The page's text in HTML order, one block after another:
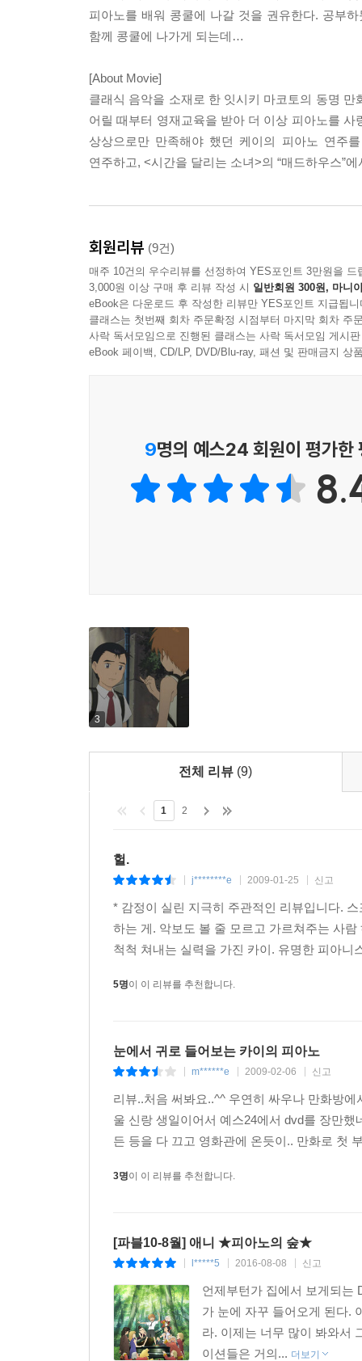
피아노를 배워 콩쿨에 나갈 것을 권유한다. 공부
함께 콩쿨에 나가게 되는데…
[About Movie]
클래식 음악을 소재로 한 잇시키 마코토의 동명
어릴 때부터 영재교육을 받아 더 이상 피아노를
상상으로만 만족해야 했던 케이의 피아노 연주
연주하고, <시간을 달리는 소녀>의 “매드하우스”
회원리뷰 (9건)
매주 10건의 우수리뷰를 선정하여 YES포인트 3만원을 드
3,000원 이상 구매 후 리뷰 작성 시 일반회원 300원, 마니
eBook은 다운로드 후 작성한 리뷰만 YES포인트 지급됩니
클래스는 첫번째 회차 주문확정 시점부터 마지막 회차 주
사락 독서모임으로 진행된 클래스는 사락 독서모임 게시
eBook 페이백, CD/LP, DVD/Blu-ray, 패션 및 판매금지 상
9명의 예스24 회원이 평가한
3
전체 리뷰 (9)
1 2
헐.
j********e 2009-01-25 신고
* 감정이 실린 지극히 주관적인 리뷰입니다.
하는 게. 악보도 볼 줄 모르고 가르쳐주는 사
척척 쳐내는 실력을 가진 카이. 유명한 피아니
5명이 이 리뷰를 추천합니다.
눈에서 귀로 들어보는 카이의 피아노
m******e 2009-02-06 신고
리뷰..처음 써봐요..^^ 우연히 싸우나 만화방
울 신랑 생일이어서 예스24에서 dvd를 장만
든 등을 다 끄고 영화관에 온듯이.. 만화로 첫
3명이 이 리뷰를 추천합니다.
[파블10-8월] 애니 ★피아노의 숲★
l*****5 2016-08-08 신고
언제부턴가 집에서 보게되는
가 눈에 자꾸 들어오게 된다.
라. 이제는 너무 많이 봐와서
이션들은 거의... 더보기